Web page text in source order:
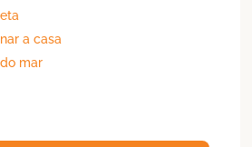
a casa
mar